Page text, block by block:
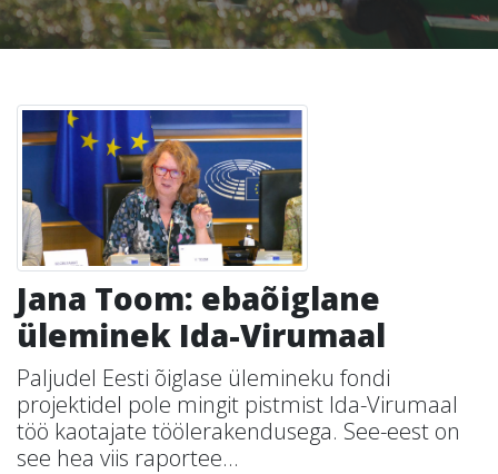
Jana Toom: ebaõiglane
üleminek Ida-Virumaal
Paljudel Eesti õiglase ülemineku fondi
projektidel pole mingit pistmist Ida-Virumaal
töö kaotajate töölerakendusega. See-eest on
see hea viis raportee...